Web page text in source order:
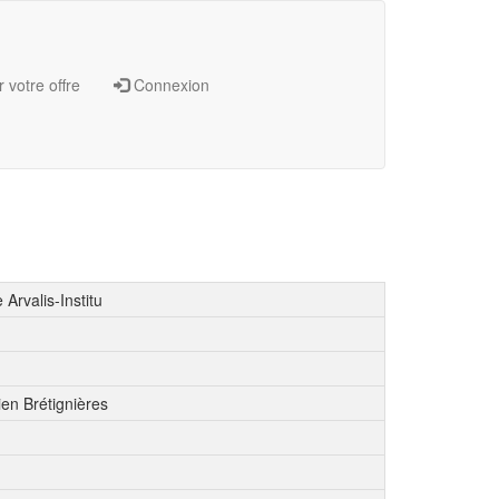
votre offre Connexion
Arvalis-Institu
Brétignières